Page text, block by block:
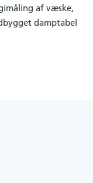
af væske,
damptabel